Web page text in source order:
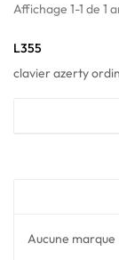
Affichage 1-1 de 1
L355
clavier azerty
Aucune marque